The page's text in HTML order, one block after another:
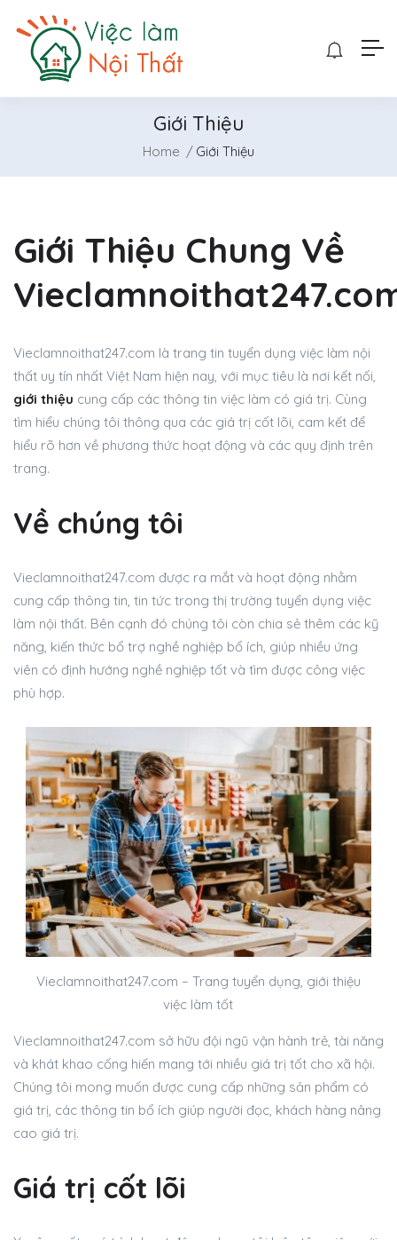
Giới Thiệu
Home Giới Thiệu
Giới Thiệu Chung Về
Vieclamnoithat247.com là trang tin tuyển dụng việc làm nội
thất uy tín nhất Việt Nam hiện nay, với mục tiêu là nơi kết nối,
giới thiệu cung cấp các thông tin việc làm có giá trị. Cùng
tìm hiểu chúng tôi thông qua các giá trị cốt lõi, cam kết để
hiểu rõ hơn về phương thức hoạt động và các quy định trên
trang.
Về chúng tôi
Vieclamnoithat247.com được ra mắt và hoạt động nhằm
cung cấp thông tin, tin tức trong thị trường tuyển dụng việc
làm nội thất. Bên cạnh đó chúng tôi còn chia sẻ thêm các kỹ
năng, kiến thức bổ trợ nghề nghiệp bổ ích, giúp nhiều ứng
viên có định hướng nghề nghiệp tốt và tìm được công việc
phù hợp.
Vieclamnoithat247.com – Trang tuyển dụng, giới thiệu
việc làm tốt
Vieclamnoithat247.com sở hữu đội ngũ vận hành trẻ, tài năng
và khát khao cống hiến mang tới nhiều giá trị tốt cho xã hội.
Chúng tôi mong muốn được cung cấp những sản phẩm có
giá trị, các thông tin bổ ích giúp người đọc, khách hàng nâng
cao giá trị.
Giá trị cốt lõi